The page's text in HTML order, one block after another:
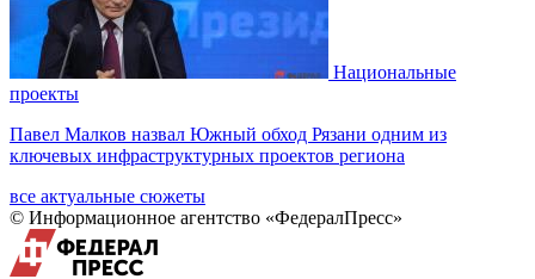
Национальные
проекты
Павел Малков назвал Южный обход Рязани одним из
ключевых инфраструктурных проектов региона
все актуальные сюжеты
© Информационное агентство «ФедералПресс»